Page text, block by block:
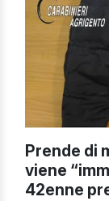
Prende di
viene
42enne